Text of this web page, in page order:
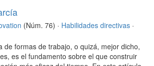
(Núm. 76) · Habilidades directivas ·
de formas de trabajo, o quizá, mejor dicho,
es el fundamento sobre el que construir